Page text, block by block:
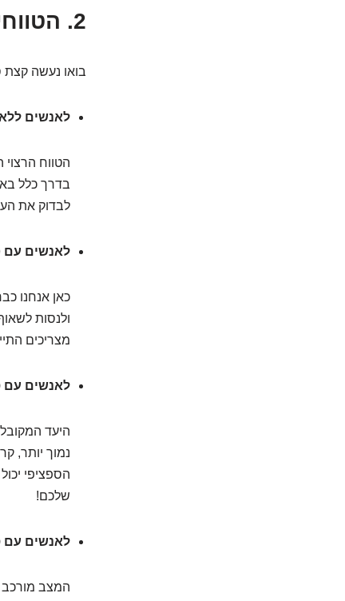
2. הטווחי יעד הקסומים: למי כמה ומתי?
בואו נעשה קצת
לאנשים
הטווח הרצוי
לבדוק את
לאנשים עם
כאן אנחנו
מצריכים
לאנשים עם
היעד
הספציפי
שלכם!
לאנשים עם
המצב מורכב